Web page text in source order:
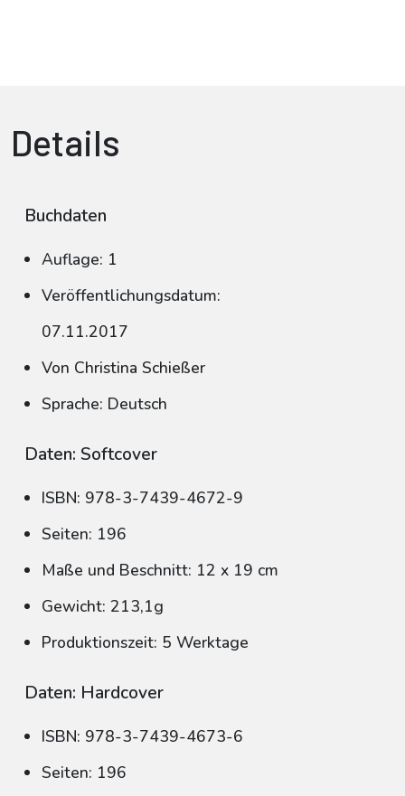
Details
Buchdaten
Auflage: 1
Veröffentlichungsdatum:
07.11.2017
Von Christina Schießer
Sprache: Deutsch
Daten: Softcover
ISBN: 978-3-7439-4672-9
Seiten: 196
Maße und Beschnitt: 12 x 19 cm
Gewicht: 213,1g
Produktionszeit: 5 Werktage
Daten: Hardcover
ISBN: 978-3-7439-4673-6
Seiten: 196